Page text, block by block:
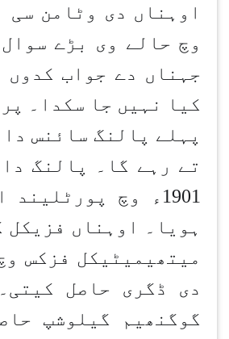
اوہناں دی وٹامن سی
وچ حالے وی بڑے
جہناں دے جواب کدوں
کیا نہیں جا سکدا۔
پہلے پالنگ سائنس
تے رہے گا۔ پالنگ
1901ء وچ
ہویا۔ اوہناں فزیکل
میتھیمیٹیکل فزکس
دی ڈگری حاصل
گوگنھیم گیلوشپ